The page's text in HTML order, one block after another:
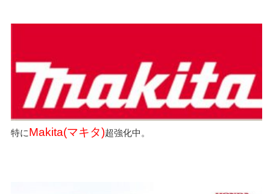
特にMakita(マキタ)超強化中。